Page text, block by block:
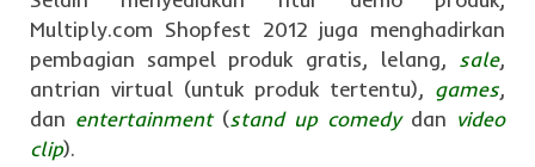
Multiply.com Shopfest 2012 juga menghadirkan
pembagian sampel produk gratis, lelang, sale,
antrian virtual (untuk produk tertentu), games,
dan entertainment(stand up comedydan video
clip).